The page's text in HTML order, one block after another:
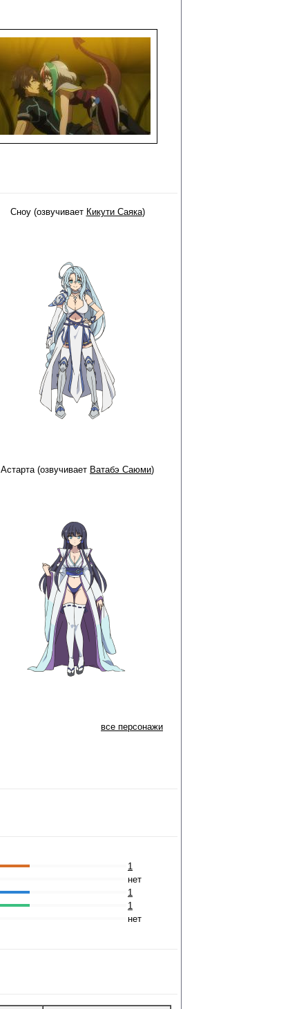
Сноу (озвучивает Кикути Саяка)
Астарта (озвучивает Ватабэ Саюми)
все персонажи
1
нет
1
1
нет